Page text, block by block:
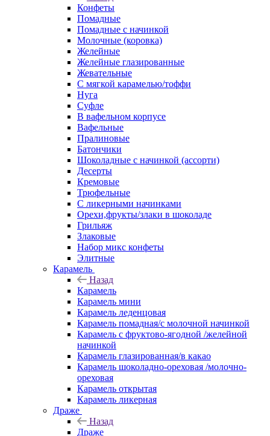
Конфеты
Помадные
Помадные с начинкой
Молочные (коровка)
Желейные
Желейные глазированные
Жевательные
С мягкой карамелью/тоффи
Нуга
Суфле
В вафельном корпусе
Вафельные
Пралиновые
Батончики
Шоколадные с начинкой (ассорти)
Десерты
Кремовые
Трюфельные
С ликерными начинками
Орехи,фрукты/злаки в шоколаде
Грильяж
Злаковые
Набор микс конфеты
Элитные
Карамель
Назад
Карамель
Карамель мини
Карамель леденцовая
Карамель помадная/с молочной начинкой
Карамель с фруктово-ягодной /желейной
начинкой
Карамель глазированная/в какао
Карамель шоколадно-ореховая /молочно-
ореховая
Карамель открытая
Карамель ликерная
Драже
Назад
Драже